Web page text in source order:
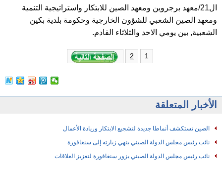
ال21/معهد برجروين ومعهد الصين للابتكار واستراتيجية التنمية
ومعهد الصين الشعبي للشؤون الخارجية وحكومة بلدية بكين
الشعبية, بين يومي الاحد والثلاثاء القادم.
1
2
الأخبار المتعلقة
الصين تستكشف أنماطا جديدة لتشجيع الابتكار وريادة الأعمال
نائب رئيس مجلس الدولة الصيني ينهي زيارته إلى سنغافورة
نائب رئيس مجلس الدولة الصيني يزور سنغافورة لتعزيز العلاقات